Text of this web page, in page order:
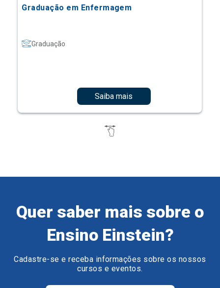
Graduação em Enfermagem
Graduação
Saiba mais
Quer saber mais sobre o
Ensino Einstein?
Cadastre-se e receba informações sobre os nossos
cursos e eventos.